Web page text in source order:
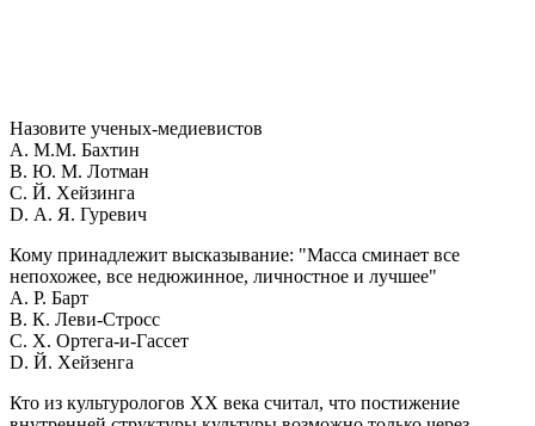
Назовите ученых-медиевистов
A. М.М. Бахтин
B. Ю. М. Лотман
C. Й. Хейзинга
D. А. Я. Гуревич
Кому принадлежит высказывание: "Масса сминает все
непохожее, все недюжинное, личностное и лучшее"
A. Р. Барт
B. К. Леви-Стросс
C. Х. Ортега-и-Гассет
D. Й. Хейзенга
Кто из культурологов XX века считал, что постижение